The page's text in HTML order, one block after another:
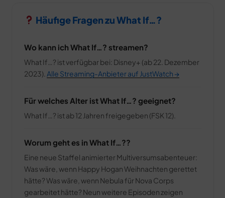
Häufige Fragen zu What If…?
Wo kann ich What If…? streamen?
What If…? ist verfügbar bei: Disney+ (ab 22. Dezember
2023). Alle Streaming-Anbieter auf JustWatch →
Für welches Alter ist What If…? geeignet?
What If…? ist ab 12 Jahren freigegeben (FSK 12).
Worum geht es in What If…??
Eine neue Staffel animierter Multiversumsabenteuer:
Was wäre, wenn Happy Hogan Weihnachten gerettet
hätte? Was wäre, wenn Nebula für Nova Corps
gearbeitet hätte? Neun weitere Episoden zeigen